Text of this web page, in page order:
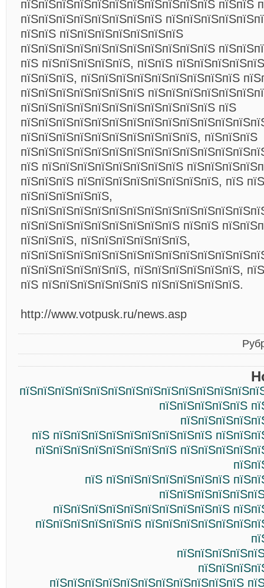
пїЅпїЅпїЅпїЅпїЅпїЅпїЅпїЅпїЅпїЅпїЅ пїЅпїЅ
пїЅпїЅпїЅпїЅпїЅпїЅпїЅпїЅ
пїЅпїЅ пїЅпїЅпїЅпїЅпїЅпїЅпїЅ
пїЅпїЅпїЅпїЅпїЅпїЅпїЅпїЅпїЅпїЅпїЅ
пїЅ пїЅпїЅпїЅпїЅпїЅ, пїЅпїЅ
пїЅпїЅпїЅ, пїЅпїЅпїЅпїЅпїЅпїЅпїЅпїЅпїЅ
пїЅпїЅпїЅпїЅпїЅпїЅпїЅ
пїЅпїЅпїЅпїЅпїЅпїЅпїЅпїЅпїЅпїЅпїЅ пїЅ
пїЅпїЅпїЅпїЅпїЅпїЅпїЅпїЅпїЅпїЅ, пїЅпїЅпїЅ
пїЅ пїЅпїЅпїЅпїЅпїЅпїЅпїЅпїЅ
пїЅпїЅпїЅ пїЅпїЅпїЅпїЅпїЅпїЅпїЅпїЅ, пїЅ
пїЅпїЅпїЅпїЅпїЅ,
пїЅпїЅпїЅпїЅпїЅпїЅпїЅпїЅпїЅ пїЅпїЅ
пїЅпїЅпїЅ, пїЅпїЅпїЅпїЅпїЅпїЅ,
пїЅпїЅпїЅпїЅпїЅпїЅ, пїЅпїЅпїЅпїЅпїЅпїЅ,
пїЅ пїЅпїЅпїЅпїЅпїЅпїЅ пїЅпїЅпїЅпїЅпїЅ.
http://www.votpusk.ru/news.asp
пїЅпїЅпїЅпїЅпїЅ
пїЅ пїЅпїЅпїЅпїЅпїЅпїЅпїЅпїЅпїЅ
пїЅпїЅпїЅпїЅпїЅпїЅпїЅпїЅ
пїЅ пїЅпїЅпїЅпїЅпїЅпїЅпїЅ
пїЅпїЅпїЅпїЅпїЅпїЅпїЅпїЅпїЅпїЅ
пїЅпїЅпїЅпїЅпїЅпїЅ
пїЅпїЅпїЅпїЅпїЅпїЅпїЅпїЅпїЅпїЅпїЅ